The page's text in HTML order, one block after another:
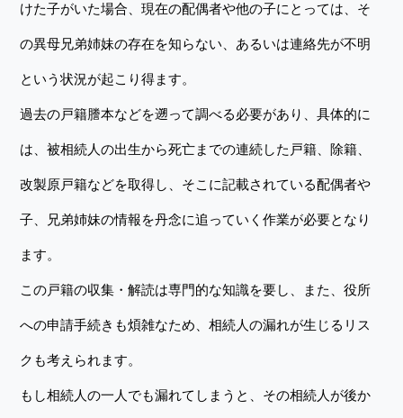
けた子がいた場合、現在の配偶者や他の子にとっては、そ
の異母兄弟姉妹の存在を知らない、あるいは連絡先が不明
という状況が起こり得ます。
過去の戸籍謄本などを遡って調べる必要があり、具体的に
は、被相続人の出生から死亡までの連続した戸籍、除籍、
改製原戸籍などを取得し、そこに記載されている配偶者や
子、兄弟姉妹の情報を丹念に追っていく作業が必要となり
ます。
この戸籍の収集・解読は専門的な知識を要し、また、役所
への申請手続きも煩雑なため、相続人の漏れが生じるリス
クも考えられます。
もし相続人の一人でも漏れてしまうと、その相続人が後か